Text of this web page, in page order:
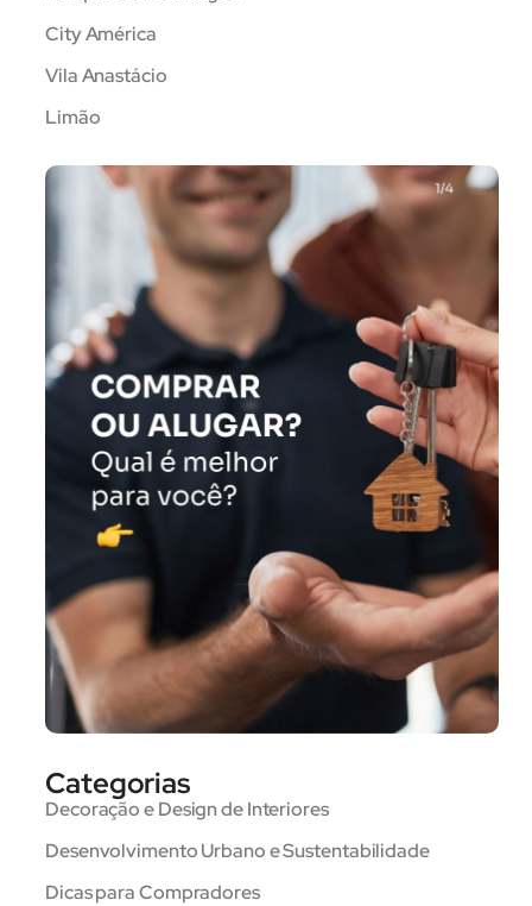
City América
Vila Anastácio
Limão
Categorias
Decoração e Design de Interiores
Desenvolvimento Urbano e Sustentabilidade
Dicas para Compradores